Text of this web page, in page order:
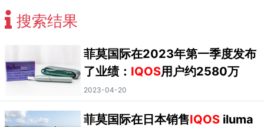
搜索结果
菲莫国际在2023年第一季度发布
了业绩： IQOS用户约2580万
2023-04-20
菲莫国际在日本销售IQOSiluma